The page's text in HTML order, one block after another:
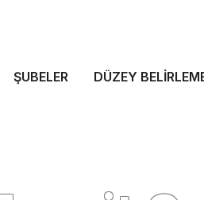
ŞUBELER DÜZEY